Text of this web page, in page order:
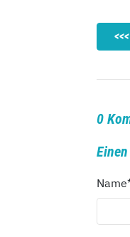
0
Name